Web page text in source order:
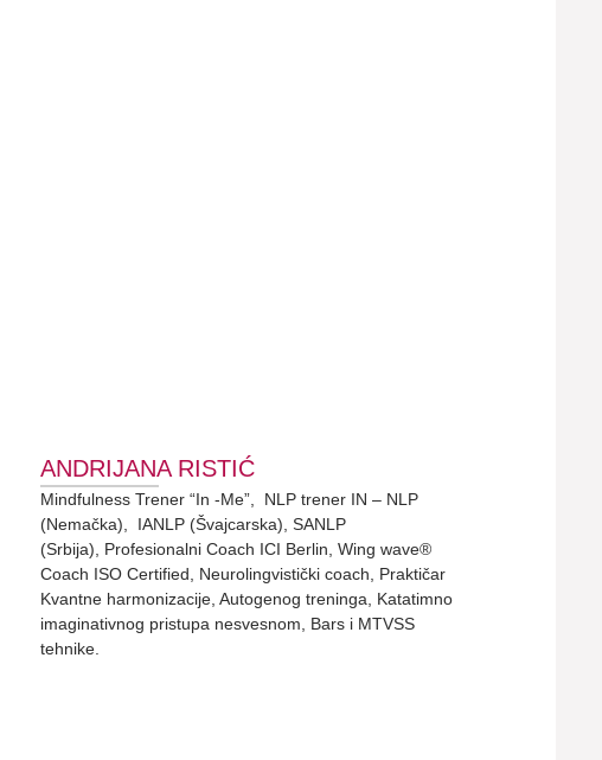
ANDRIJANA RISTIĆ
Mindfulness Trener “In -Me”, NLP trener IN – NLP
(Nemačka), IANLP (Švajcarska), SANLP
(Srbija), Profesionalni Coach ICI Berlin, Wing wave®
Coach ISO Certified, Neurolingvistički coach, Praktičar
Kvantne harmonizacije, Autogenog treninga, Katatimno
imaginativnog pristupa nesvesnom, Bars i MTVSS
tehnike.